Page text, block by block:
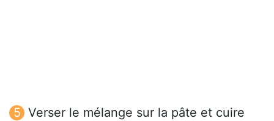
Verser le mélange sur la pâte et cuire